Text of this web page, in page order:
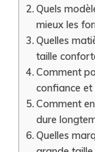
Quels
mieux les
Quelles
taille
Comment
confiance et
Comment
dure
Quelles